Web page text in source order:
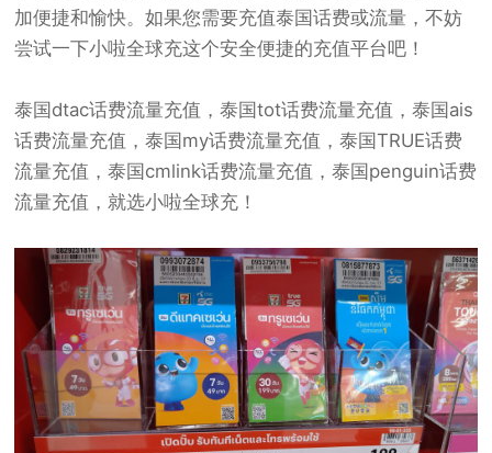
加便捷和愉快。如果您需要充值泰国话费或流量，不妨
尝试一下小啦全球充这个安全便捷的充值平台吧！
泰国dtac话费流量充值 ，泰国tot话费流量充值 ，泰国ais
话费流量充值 ，泰国my话费流量充值 ，泰国TRUE话费
流量充值 ，泰国cmlink话费流量充值 ，泰国penguin话费
流量充值 ，就选小啦全球充！